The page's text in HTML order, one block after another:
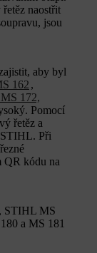
naostřit
jsou
aby byl
162 ,
172,
Pomocí
řetěz a
STIHL. Při
QR kódu na
STIHL MS
a MS 181